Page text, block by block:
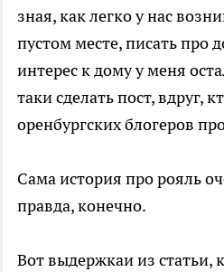
зная, как легко у нас
пустом месте, писать про
интерес к дому у меня
таки сделать пост, вдруг,
оренбургских блогеров
Сама история про рояль
правда, конечно.
Вот выдержкаи из статьи,